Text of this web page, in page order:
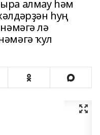
алмау һәм
һуң
лә
ҡул